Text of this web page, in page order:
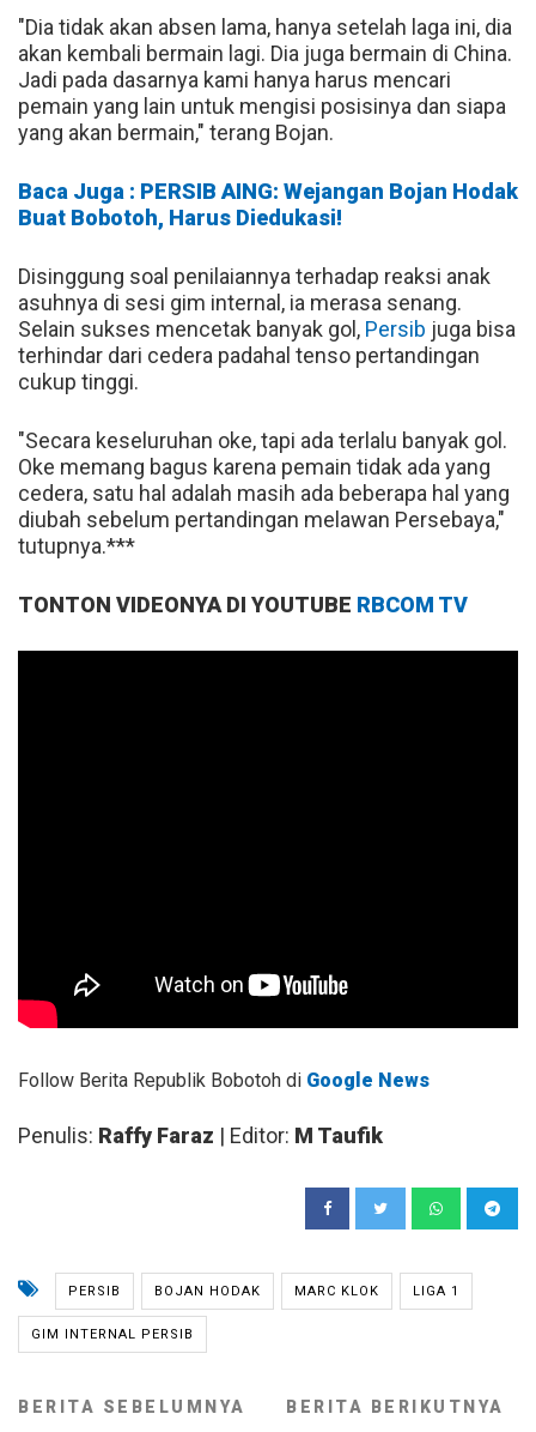
"Dia tidak akan absen lama, hanya setelah laga ini, dia
akan kembali bermain lagi. Dia juga bermain di China.
Jadi pada dasarnya kami hanya harus mencari
pemain yang lain untuk mengisi posisinya dan siapa
yang akan bermain," terang Bojan.
Baca Juga : PERSIB AING: Wejangan Bojan Hodak
Buat Bobotoh, Harus Diedukasi!
Disinggung soal penilaiannya terhadap reaksi anak
asuhnya di sesi gim internal, ia merasa senang.
Selain sukses mencetak banyak gol, Persib juga bisa
terhindar dari cedera padahal tenso pertandingan
cukup tinggi.
"Secara keseluruhan oke, tapi ada terlalu banyak gol.
Oke memang bagus karena pemain tidak ada yang
cedera, satu hal adalah masih ada beberapa hal yang
diubah sebelum pertandingan melawan Persebaya,"
tutupnya.***
TONTON VIDEONYA DI YOUTUBE RBCOM TV
Follow Berita Republik Bobotoh di Google News
Penulis: Raffy Faraz | Editor: M Taufik
PERSIB BOJAN HODAK MARC KLOK LIGA 1
GIM INTERNAL PERSIB
BERITA SEBELUMNYA BERITA BERIKUTNYA